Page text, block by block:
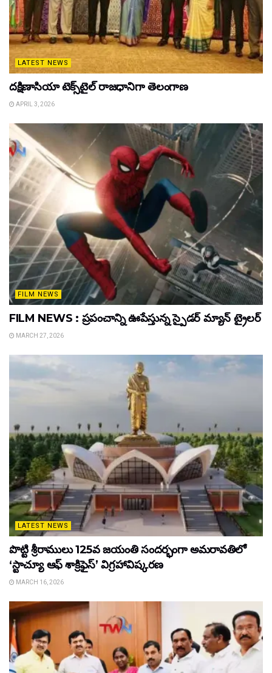
LATEST NEWS
దక్షిణాసియా టెక్స్‌టైల్ రాజధానిగా తెలంగాణ
APRIL 3, 2026
FILM NEWS
FILM NEWS : ప్రపంచాన్ని ఊపేస్తున్న స్పైడర్ మ్యాన్ ట్రైలర్
MARCH 27, 2026
LATEST NEWS
పొట్టి శ్రీరాములు 125వ జయంతి సందర్భంగా అమరావతిలో
‘స్టాచ్యూ ఆఫ్ శాక్రిఫైస్’ విగ్రహావిష్కరణ
MARCH 16, 2026